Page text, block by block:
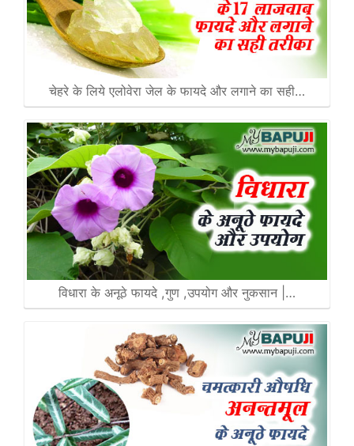
चेहरे के लिये एलोवेरा जेल के फायदे और लगाने का सही…
विधारा के अनूठे फायदे ,गुण ,उपयोग और नुकसान |…